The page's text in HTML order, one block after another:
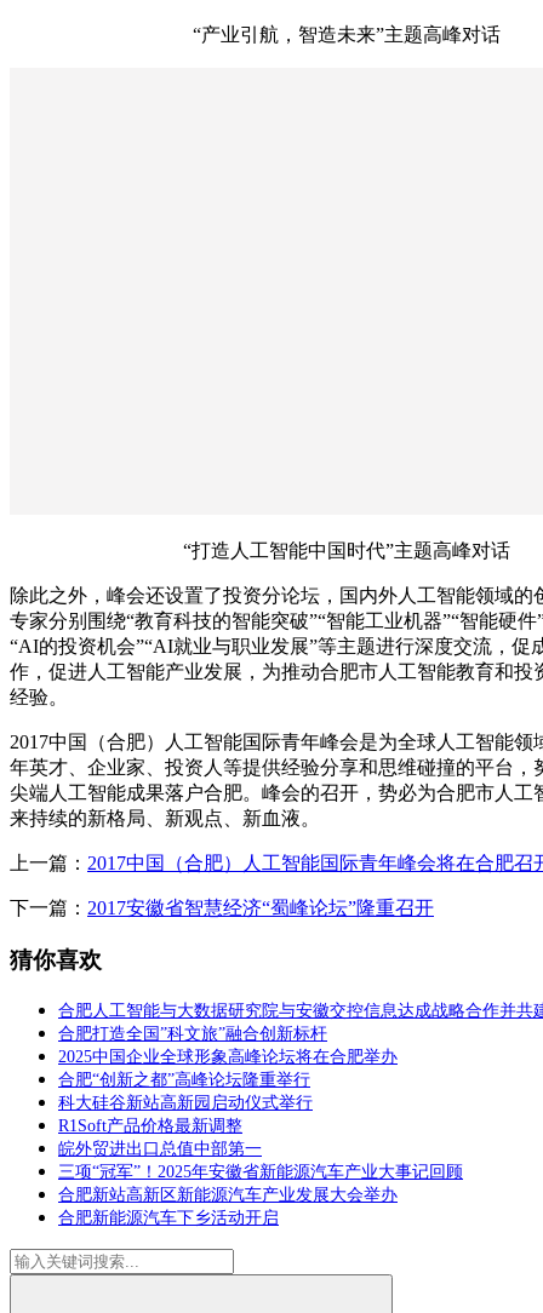
“产业引航，智造未来”主题高峰对话
“打造人工智能中国时代”主题高峰对话
除此之外，峰会还设置了投资分论坛，国内外人工智能领域的
专家分别围绕“教育科技的智能突破”“智能⼯业机器”“智能硬件
“AI的投资机会”“AI就业与职业发展”等主题进行深度交流，促
作，促进人工智能产业发展，为推动合肥市人工智能教育和投
经验。
2017中国（合肥）人工智能国际青年峰会是为全球人工智能领
年英才、企业家、投资人等提供经验分享和思维碰撞的平台，
尖端人工智能成果落户合肥。峰会的召开，势必为合肥市人工
来持续的新格局、新观点、新血液。
上一篇： 2017中国（合肥）人工智能国际青年峰会将在合肥召
下一篇： 2017安徽省智慧经济“蜀峰论坛”隆重召开
猜你喜欢
合肥人工智能与大数据研究院与安徽交控信息达成战略合作并共
合肥打造全国”科文旅”融合创新标杆
2025中国企业全球形象高峰论坛将在合肥举办
合肥“创新之都”高峰论坛隆重举行
科大硅谷新站高新园启动仪式举行
R1Soft产品价格最新调整
皖外贸进出口总值中部第一
三项“冠军”！2025年安徽省新能源汽车产业大事记回顾
合肥新站高新区新能源汽车产业发展大会举办
合肥新能源汽车下乡活动开启